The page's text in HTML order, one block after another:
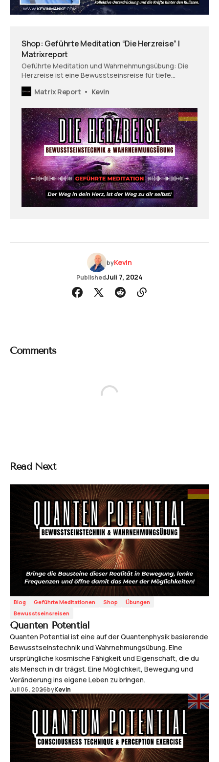
Shop: Geführte Meditation “Die Herzreise” |
Matrixreport
Geführte Meditation und Wahrnehmungsübung: Die
Herzreise ist eine Bewusstseinsreise für tiefe
Entspannung und intensive Körperwahrnehmung.
Erfahre die Stille, fühle dich und deinen Körper und
physisches Herz!
Matrix Report Kevin
byKevin
PublishedJuli 7, 2024
Comments
Read Next
Blog Geführte Meditationen Shop
Übungen
Bewusstseinsreisen
Quanten Potential
Quanten Potential ist eine auf der Quantenphysik basierende
Bewusstseinstechnik und Wahrnehmungsübung. Eine
ursprüngliche kosmische Fähigkeit und Eigenschaft, die du
als Mensch in dir trägst. Eine Möglichkeit, Bewegung und
Veränderung ins eigene Leben zu bringen.
Juli 06, 2026byKevin